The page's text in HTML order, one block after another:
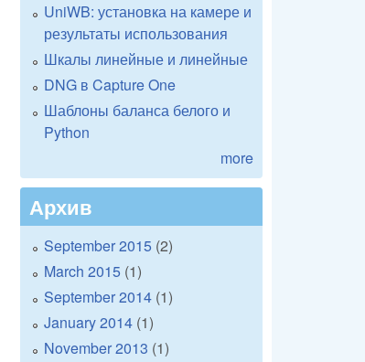
UniWB: установка на камере и
результаты использования
Шкалы линейные и линейные
DNG в Capture One
Шаблоны баланса белого и
Python
more
Архив
September 2015 (2)
March 2015 (1)
September 2014 (1)
January 2014 (1)
November 2013 (1)